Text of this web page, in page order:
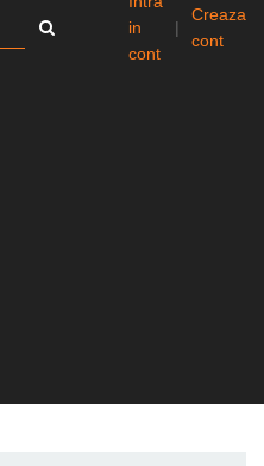
in
cont
|
Creaza
cont